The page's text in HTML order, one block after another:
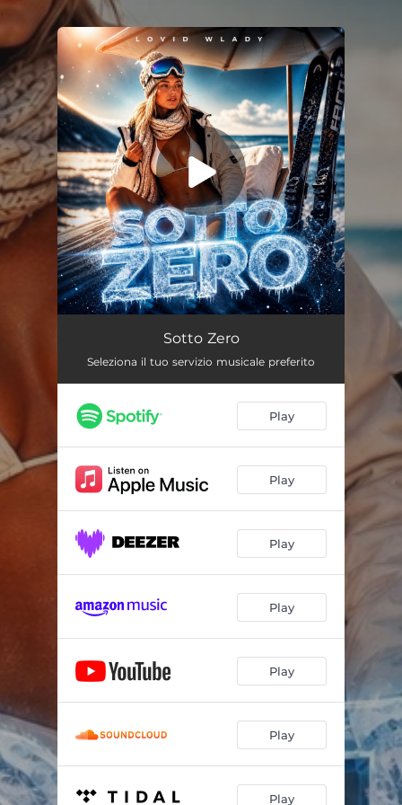
You're all set!
Sotto Zero
Seleziona il tuo servizio musicale preferito
Play
Play
Play
Play
Play
Play
Play
.